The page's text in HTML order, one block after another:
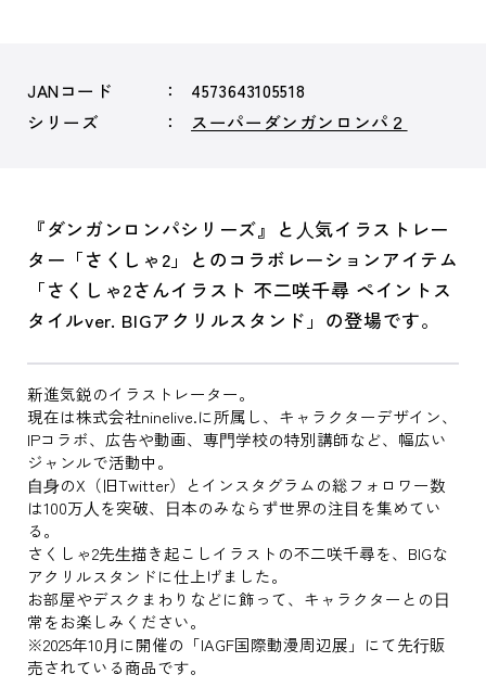
JANコード
4573643105518
シリーズ
スーパーダンガンロンパ２
『ダンガンロンパシリーズ』と⼈気イラストレー
ター「さくしゃ2」とのコラボレーションアイテム
「さくしゃ2さんイラスト 不二咲千尋 ペイントス
タイルver. BIGアクリルスタンド」の登場です。
新進気鋭のイラストレーター。
現在は株式会社ninelive.に所属し、キャラクターデザイン、
IPコラボ、広告や動画、専⾨学校の特別講師など、幅広い
ジャンルで活動中。
⾃⾝のX（旧Twitter）とインスタグラムの総フォロワー数
は100万⼈を突破、⽇本のみならず世界の注⽬を集めてい
る。
さくしゃ2先⽣描き起こしイラストの不二咲千尋を、BIGな
アクリルスタンドに仕上げました。
お部屋やデスクまわりなどに飾って、キャラクターとの⽇
常をお楽しみください。
※2025年10⽉に開催の「IAGF国際動漫周辺展」にて先⾏販
売されている商品です。